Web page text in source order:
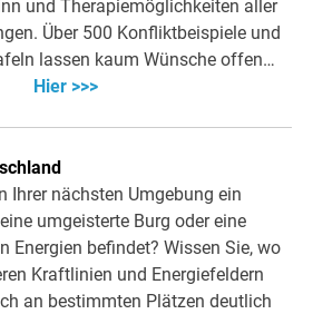
und Therapiemöglichkeiten aller
Über 500 Konfliktbeispiele und
lassen kaum Wünsche offen…
Hier >>>
Ihrer nächsten Umgebung ein
umgeisterte Burg oder eine
Energien befindet? Wissen Sie, wo
Kraftlinien und Energiefeldern
an bestimmten Plätzen deutlich